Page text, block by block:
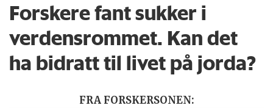
Forskere fant sukker i
verdensrommet. Kan det
ha bidratt til livet på jorda?
FRA FORSKERSONEN: